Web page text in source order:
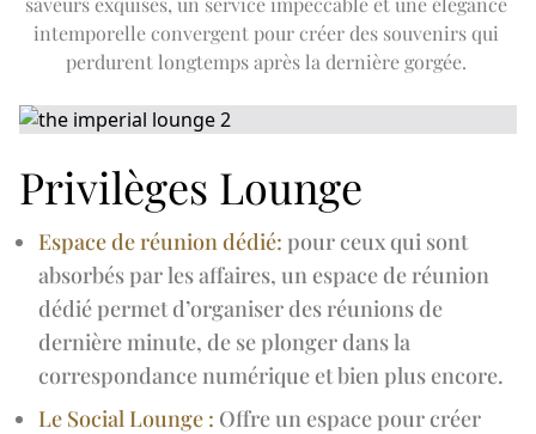
HORS DES SENTIERS BATTUS
EVÈNEMENTS À VENIR
ENDEFRJARUPTES
intemporelle convergent pour créer des souvenirs qui
perdurent longtemps après la dernière gorgée.
Privilèges Lounge
Espace de réunion dédié: pour ceux qui sont
absorbés par les affaires, un espace de réunion
dédié permet d’organiser des réunions de
dernière minute, de se plonger dans la
correspondance numérique et bien plus encore.
Le Social Lounge : Offre un espace pour créer